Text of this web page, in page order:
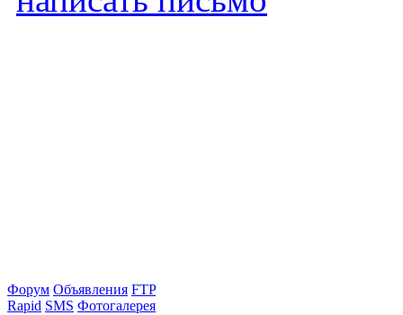
Форум Объявления FTP
Rapid SMS Фотогалерея